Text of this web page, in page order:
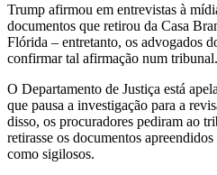
Trump afirmou em entrevistas à
documentos que retirou da Casa
Flórida – entretanto, os advogados
confirmar tal afirmação num tribunal.
O Departamento de Justiça está
que pausa a investigação para a
disso, os procuradores pediram ao
retirasse os documentos
como sigilosos.